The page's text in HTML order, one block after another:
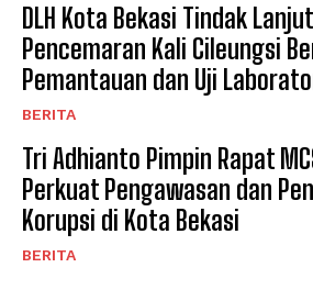
DLH Kota Bekasi Tindak
Pencemaran Kali Cileungsi
Pemantauan dan Uji
BERITA
Tri Adhianto Pimpin Rapat
Perkuat Pengawasan dan
Korupsi di Kota Bekasi
BERITA